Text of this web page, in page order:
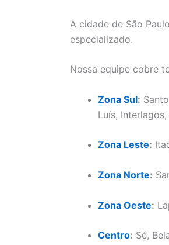
A cidade de São
especializado.
Nossa equipe cobre
Zona Sul:
Luís,
Zona Leste:
Zona Norte:
Zona Oeste:
Centro: Sé,